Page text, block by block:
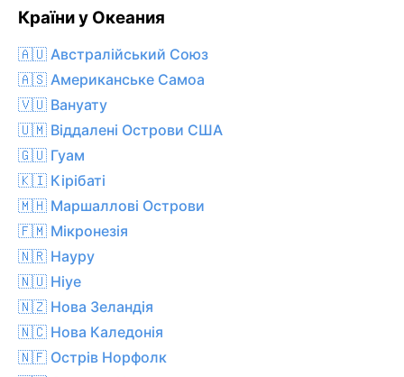
Країни у Океания
🇦🇺 Австралійський Союз
🇦🇸 Американське Самоа
🇻🇺 Вануату
🇺🇲 Віддалені Острови США
🇬🇺 Гуам
🇰🇮 Кірібаті
🇲🇭 Маршаллові Острови
🇫🇲 Мікронезія
🇳🇷 Науру
🇳🇺 Ніуе
🇳🇿 Нова Зеландія
🇳🇨 Нова Каледонія
🇳🇫 Острів Норфолк